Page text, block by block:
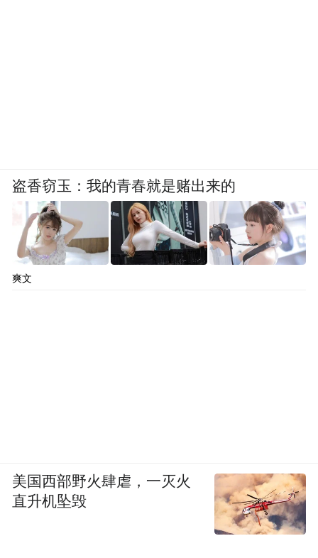
盗香窃玉：我的青春就是赌出来的
爽文
美国西部野火肆虐，一灭火
直升机坠毁